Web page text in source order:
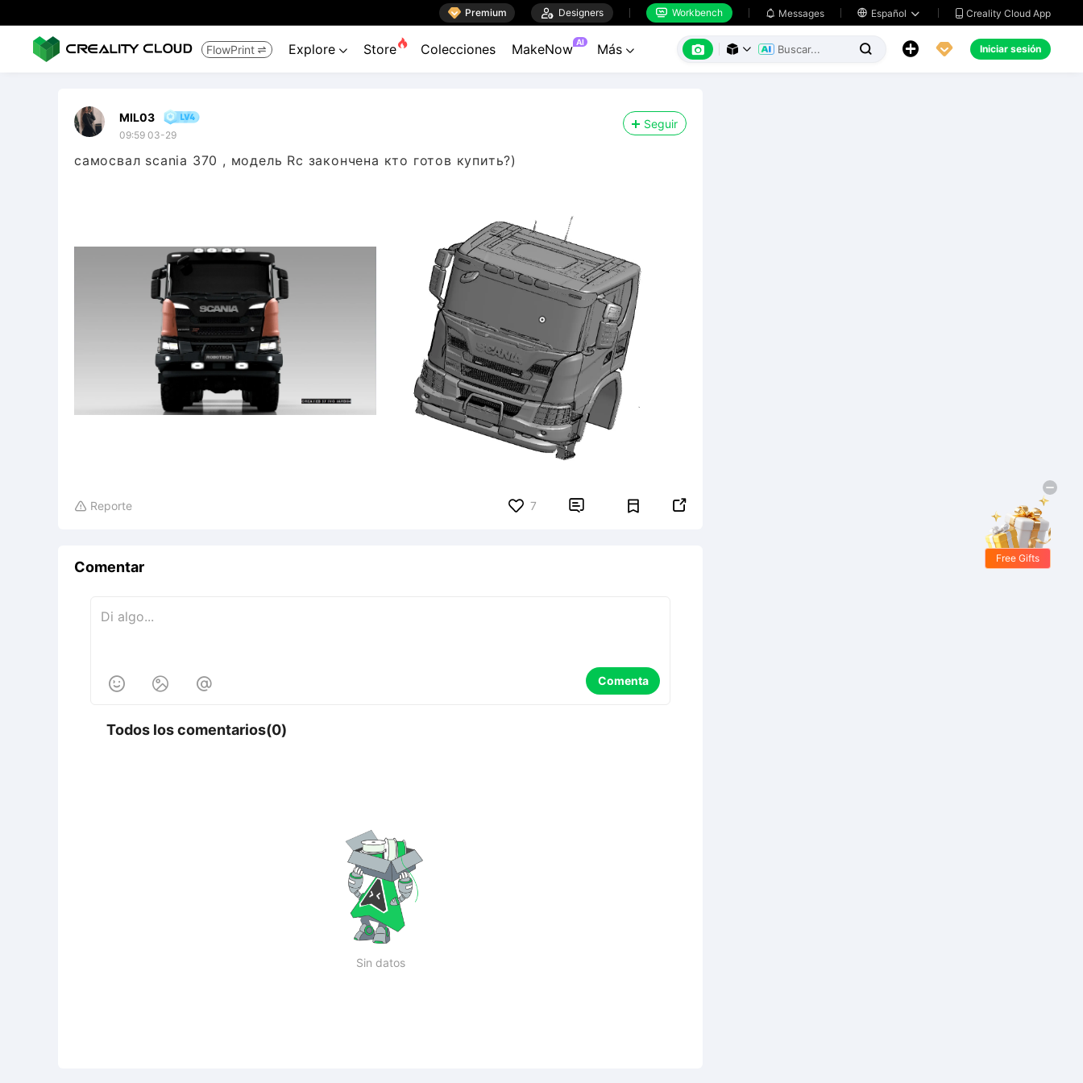
 Premium  Designers  Workbench  Messages  Español   Creality Cloud App
FlowPrint  Explore  Store Colecciones MakeNow AI Más        Iniciar sesión
MIL03
09:59 03-29
Seguir
самосвал scania 370 , модель Rc закончена кто готов купить?)
 Reporte 7  
Comentar
   Comenta
Todos los comentarios(0)
Sin datos
Free Gifts